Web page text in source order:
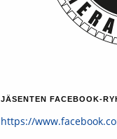
JÄSENTEN FACEBOOK-
https://